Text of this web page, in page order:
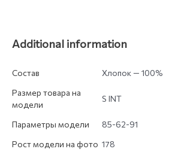
Additional information
Состав
Хлопок — 100%
Размер товара на
модели
S INT
Параметры модели
85-62-91
Рост модели на фото 178